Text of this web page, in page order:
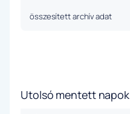
összesített archív adat
Utolsó mentett napok